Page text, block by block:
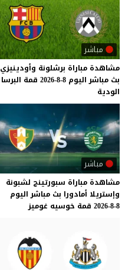
مباشر
مشاهدة مباراة برشلونة وأودينيزي
بث مباشر اليوم 8-8-2026 قمة البرسا
الودية
مباشر
مشاهدة مباراة سبورتينج لشبونة
وإستريلا أمادورا بث مباشر اليوم
8-8-2026
قمة خوسيه غوميز